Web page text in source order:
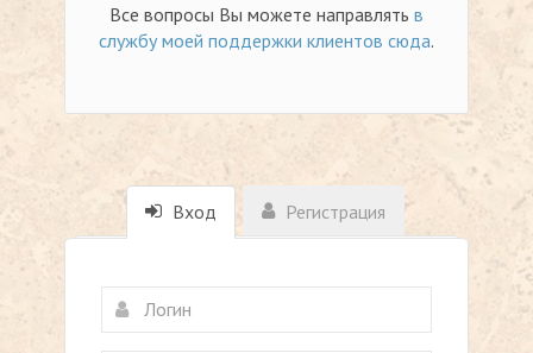
Все вопросы Вы можете направлять в
службу моей поддержки клиентов сюда.
Вход Регистрация